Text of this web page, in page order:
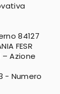
84127
FESR
Azione
- Numero